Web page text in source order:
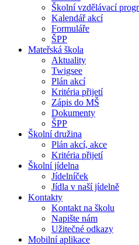
Školní vzdělávací
Kalendář akcí
Formuláře
ŠPP
Mateřská škola
Aktuality
Twigsee
Plán akcí
Kritéria přijetí
Zápis do MŠ
Dokumenty
ŠPP
Školní družina
Plán akcí, akce
Kritéria přijetí
Školní jídelna
Jídelníček
Jídla v naší jídelně
Kontakty
Kontakt na školu
Napište nám
Užitečné odkazy
Mobilní aplikace